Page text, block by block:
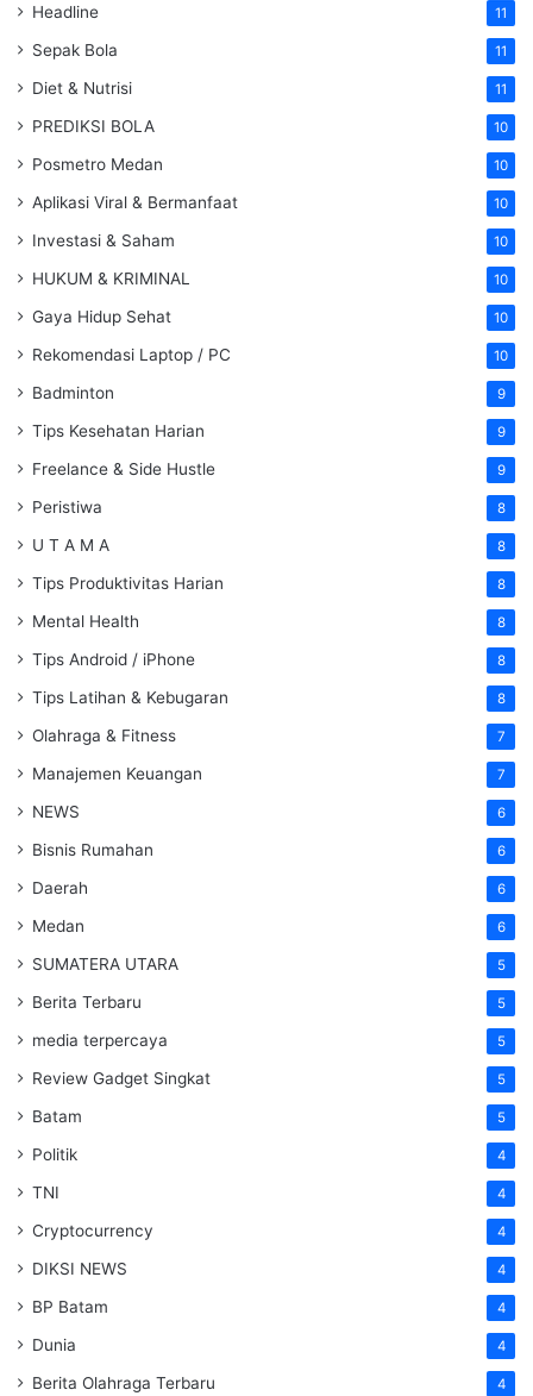
Headline 11
Sepak Bola 11
Diet & Nutrisi 11
PREDIKSI BOLA 10
Posmetro Medan 10
Aplikasi Viral & Bermanfaat 10
Investasi & Saham 10
HUKUM & KRIMINAL 10
Gaya Hidup Sehat 10
Rekomendasi Laptop / PC 10
Badminton 9
Tips Kesehatan Harian 9
Freelance & Side Hustle 9
Peristiwa 8
U T A M A 8
Tips Produktivitas Harian 8
Mental Health 8
Tips Android / iPhone 8
Tips Latihan & Kebugaran 8
Olahraga & Fitness 7
Manajemen Keuangan 7
NEWS 6
Bisnis Rumahan 6
Daerah 6
Medan 6
SUMATERA UTARA 5
Berita Terbaru 5
media terpercaya 5
Review Gadget Singkat 5
Batam 5
Politik 4
TNI 4
Cryptocurrency 4
DIKSI NEWS 4
BP Batam 4
Dunia 4
Berita Olahraga Terbaru 4